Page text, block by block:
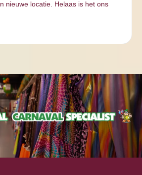
nieuwe locatie. Helaas is het ons